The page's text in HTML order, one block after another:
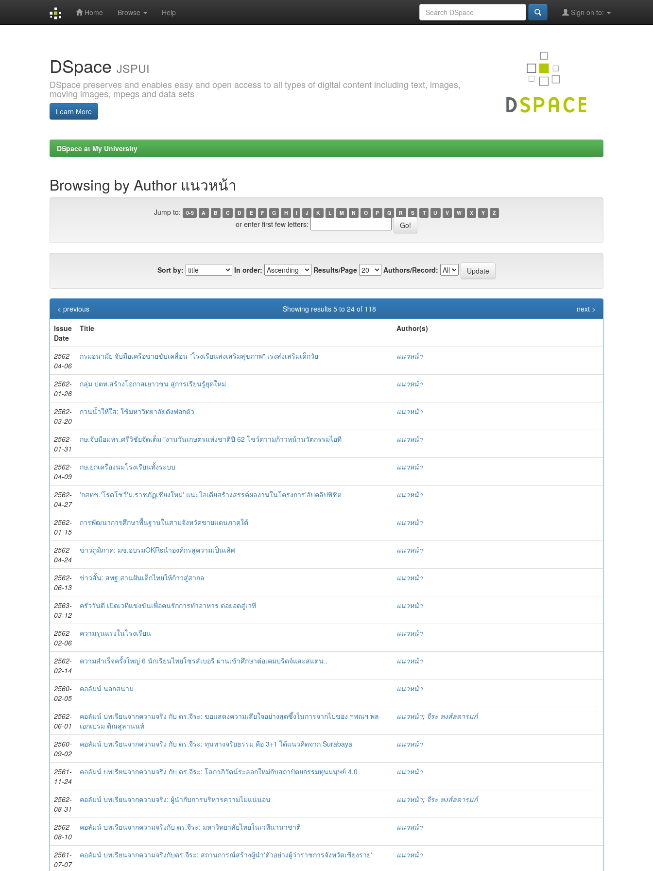
Home Browse Help Sign on to:
DSpace JSPUI
DSpace preserves and enables easy and open access to all types of digital content including text, images,
moving images, mpegs and data sets
Learn More
DSpace at My University
Browsing by Author แนวหน้า
Jump to: 0-9 A B C D E F G H I J K L M N O P Q R S T U V W X Y Z
or enter first few letters:
Sort by: In order: Results/Page Authors/Record:
Showing results 5 to 24 of 118
< previous
next >
Issue
Date
Title Author(s)
2562-
04-06
กรมอนามัย จับมือเครือข่ายขับเคลื่อน "โรงเรียนส่งเสริมสุขภาพ" เร่งส่งเสริมเด็กวัย แนวหน้า
2562-
01-26
กลุ่ม ปตท.สร้างโอกาสเยาวชน สู่การเรียนรู้ยุคใหม่ แนวหน้า
2562-
03-20
กวนน้ำให้ใส: ใช้มหาวิทยาลัยดังฟอกตัว แนวหน้า
2562-
01-31
กษ.จับมือมทร.ศรีวิชัยจัดเต็ม "งานวันเกษตรแห่งชาติปี 62 โชว์ความก้าวหน้านวัตกรรมไอที แนวหน้า
2562-
04-09
กษ.ยกเครื่องนมโรงเรียนทั้งระบบ แนวหน้า
2562-
04-27
'กสทช.'โรดโชว์'ม.ราชภัฏเชียงใหม่' แนะไอเดียสร้างสรรค์ผลงานในโครงการ'อัปคลิปพิชิต แนวหน้า
2562-
01-15
การพัฒนาการศึกษาพื้นฐานในสามจังหวัดชายแดนภาคใต้ แนวหน้า
2562-
04-24
ข่าวภูมิภาค: มข.อบรมOKRsนำองค์กรสู่ความเป็นเลิศ แนวหน้า
2562-
06-13
ข่าวสั้น: สพฐ.สานฝันเด็กไทยให้ก้าวสู่สากล แนวหน้า
2563-
03-12
ครัววันดี เปิดเวทีแข่งขันเพื่อคนรักการทำอาหาร ต่อยอดสู่เวที แนวหน้า
2562-
02-06
ความรุนแรงในโรงเรียน แนวหน้า
2562-
02-14
ความสำเร็จครั้งใหญ่ 6 นักเรียนไทยโชรส์เบอรี ผ่านเข้าศึกษาต่อเคมบริดจ์และสแตน.. แนวหน้า
2560-
02-05
คอลัมน์ นอกสนาม แนวหน้า
2562-
06-01
คอลัมน์ บทเรียนจากความจริง กับ ดร.จีระ: ขอแสดงความเสียใจอย่างสุดซึ้งในการจากไปของ ฯพณฯ พล
เอกเปรม ติณสูลานนท์
แนวหน้า; จีระ หงส์ลดารมภ์
2560-
09-02
คอลัมน์ บทเรียนจากความจริง กับ ดร.จีระ: ทุนทางจริยธรรม คือ 3+1 ได้แนวคิดจาก Surabaya แนวหน้า
2561-
11-24
คอลัมน์ บทเรียนจากความจริง กับ ดร.จีระ: โลกาภิวัตน์ระลอกใหม่กับสถาปัตยกรรมทุนมนุษย์ 4.0 แนวหน้า
2562-
08-31
คอลัมน์ บทเรียนจากความจริง: ผู้นำกับการบริหารความไม่แน่นอน แนวหน้า; จีระ หงส์ลดารมภ์
2562-
08-10
คอลัมน์ บทเรียนจากความจริงกับ ดร.จีระ: มหาวิทยาลัยไทยในเวทีนานาชาติ แนวหน้า
2561-
07-07
คอลัมน์ บทเรียนจากความจริงกับดร.จีระ: สถานการณ์สร้างผู้นำ'ตัวอย่างผู้ว่าราชการจังหวัดเชียงราย' แนวหน้า